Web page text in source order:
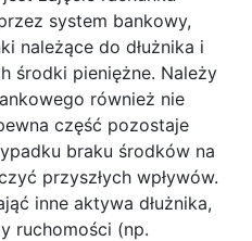
system bankowy,
należące do dłużnika i
środki pieniężne. Należy
również nie
część pozostaje
braku środków na
przyszłych wpływów.
inne aktywa dłużnika,
ruchomości (np.